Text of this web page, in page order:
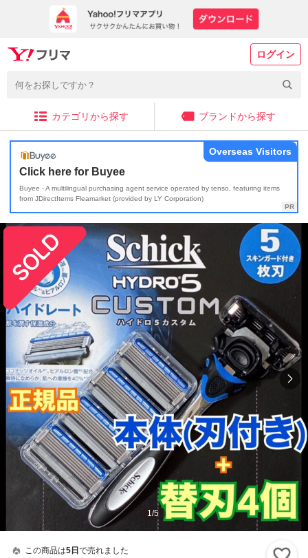
ログイン
カテゴリから探す ブランドから探す
Click here for Buyee
Buyee - A multilingual purchasing agent service operated by tenso, featuring items
from JDirectItems Fleamarket (provided by LY Corporation)
Overseas Visitors
1/5
この商品は5日 で売れました